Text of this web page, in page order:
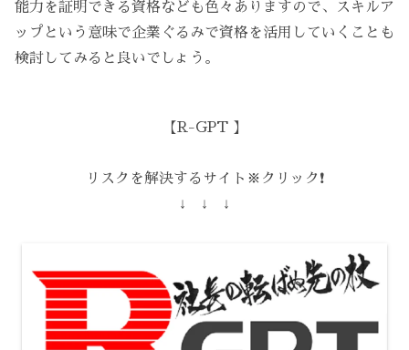
能力を証明できる資格なども色々ありますので、スキルア
ップという意味で企業ぐるみで資格を活用していくことも
検討してみると良いでしょう。
【R-GPT 】
リスクを解決するサイト※クリック❗️
↓ ↓ ↓